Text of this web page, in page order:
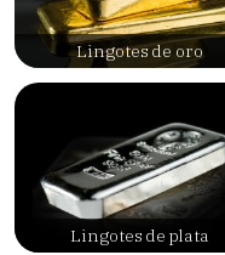
Lingotes de oro
Lingotes de plata